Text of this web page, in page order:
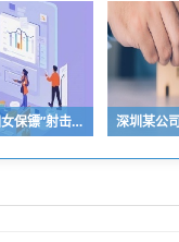
“又酷又飒的中国女保镖”射击夺冠